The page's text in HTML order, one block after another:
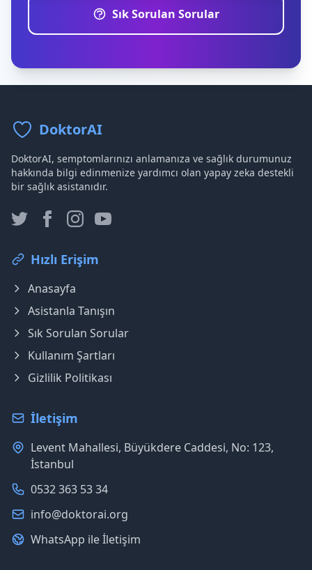
Sık Sorulan Sorular
DoktorAI
DoktorAI, semptomlarınızı anlamanıza ve sağlık durumunuz
hakkında bilgi edinmenize yardımcı olan yapay zeka destekli
bir sağlık asistanıdır.
Hızlı Erişim
Anasayfa
Asistanla Tanışın
Sık Sorulan Sorular
Kullanım Şartları
Gizlilik Politikası
İletişim
Levent Mahallesi, Büyükdere Caddesi, No: 123,
İstanbul
0532 363 53 34
info@doktorai.org
WhatsApp ile İletişim